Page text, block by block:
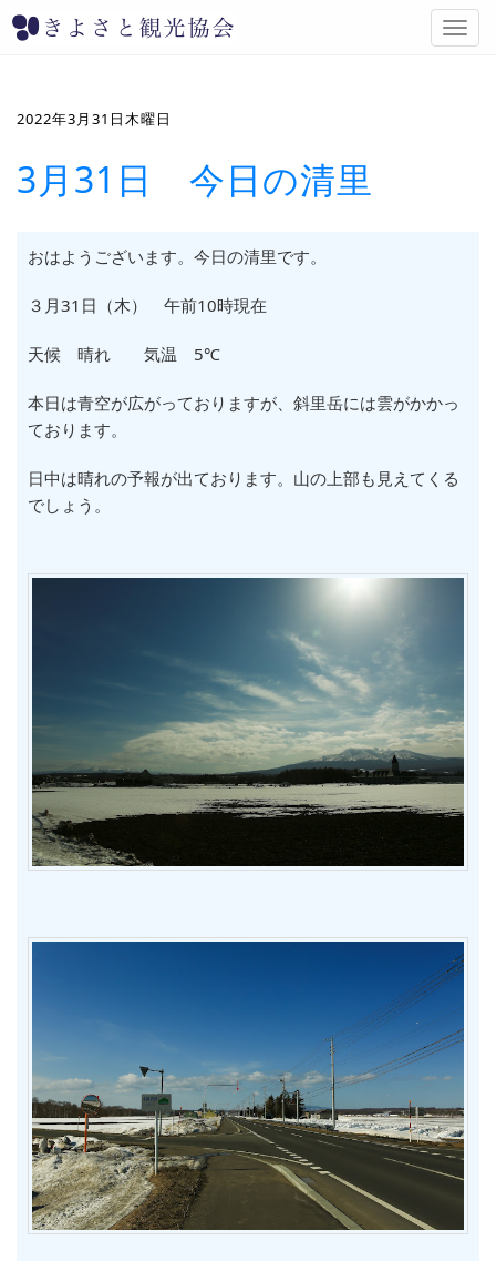
T
o
2022年3月31日木曜日
3月31日 今日の清里
おはようございます。今日の清里です。
３月31日（木） 午前10時現在
天候 晴れ 気温 5℃
本日は青空が広がっておりますが、斜里岳には雲がかかっ
ております。
日中は晴れの予報が出ております。山の上部も見えてくる
でしょう。